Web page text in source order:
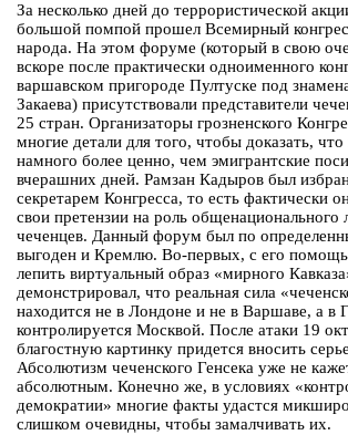
За несколько дней до террористической
большой помпой прошел Всемирный
народа. На этом форуме (который в свою
вскоре после практически одноименного
варшавском пригороде Пултуске под
Закаева) присутствовали представители
25 стран. Организаторы грозненского
многие детали для того, чтобы доказать,
намного более ценно, чем эмигрантские
вчерашних дней. Рамзан Кадыров был
секретарем Конгресса, то есть фактически
свои претензии на роль общенационального
чеченцев. Данный форум был по
выгоден и Кремлю. Во-первых, с его
лепить виртуальный образ «мирного
демонстрировал, что реальная сила
находится не в Лондоне и не в Варшаве, а в
контролируется Москвой. После атаки 19
благостную картинку придется вносить
Абсолютизм чеченского Генсека уже не
абсолютным. Конечно же, в условиях
демократии» многие факты удастся
слишком очевидны, чтобы замалчивать их.